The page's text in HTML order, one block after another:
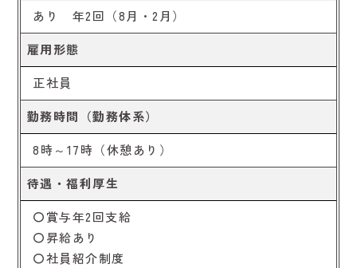
あり 年2回（8月・2月）
雇用形態
正社員
勤務時間（勤務体系）
8時～17時（休憩あり）
待遇・福利厚生
〇賞与年2回支給
〇昇給あり
〇社員紹介制度